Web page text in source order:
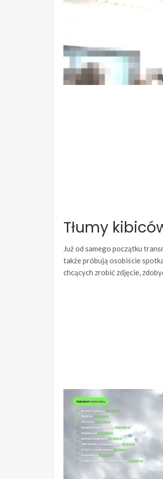
Tłumy
Już od samego początku
także próbują osobiście
chcących zrobić zdjęcie,